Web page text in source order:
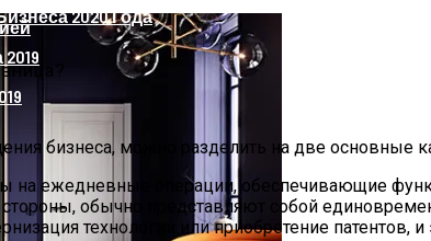
2020 Года
бизнеса, можно разделить на две основные
на ежедневные операции, обеспечивающие
обычно представляют собой
технологии или приобретение патентов,